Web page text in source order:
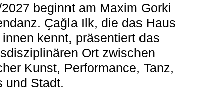
beginnt am Maxim Gorki
Çağla Ilk, die das Haus
kennt, präsentiert das
Ort zwischen
Kunst, Performance, Tanz,
und Stadt.